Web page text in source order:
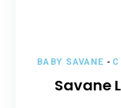
BABY SAVANE -
Savane